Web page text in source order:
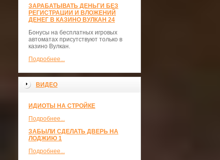
ЗАРАБАТЫВАТЬ ДЕНЬГИ БЕЗ
РЕГИСТРАЦИИ И ВЛОЖЕНИЙ
ДЕНЕГ В КАЗИНО ВУЛКАН 24
Бонусы на бесплатных игровых
автоматах присутствуют только в
казино Вулкан.
Подробнее...
ВИДЕО
ИДИОТЫ НА СТРОЙКЕ
Подробнее...
ЗАБЫЛИ СДЕЛАТЬ ДВЕРЬ НА
ЛОДЖИЮ 1
Подробнее...